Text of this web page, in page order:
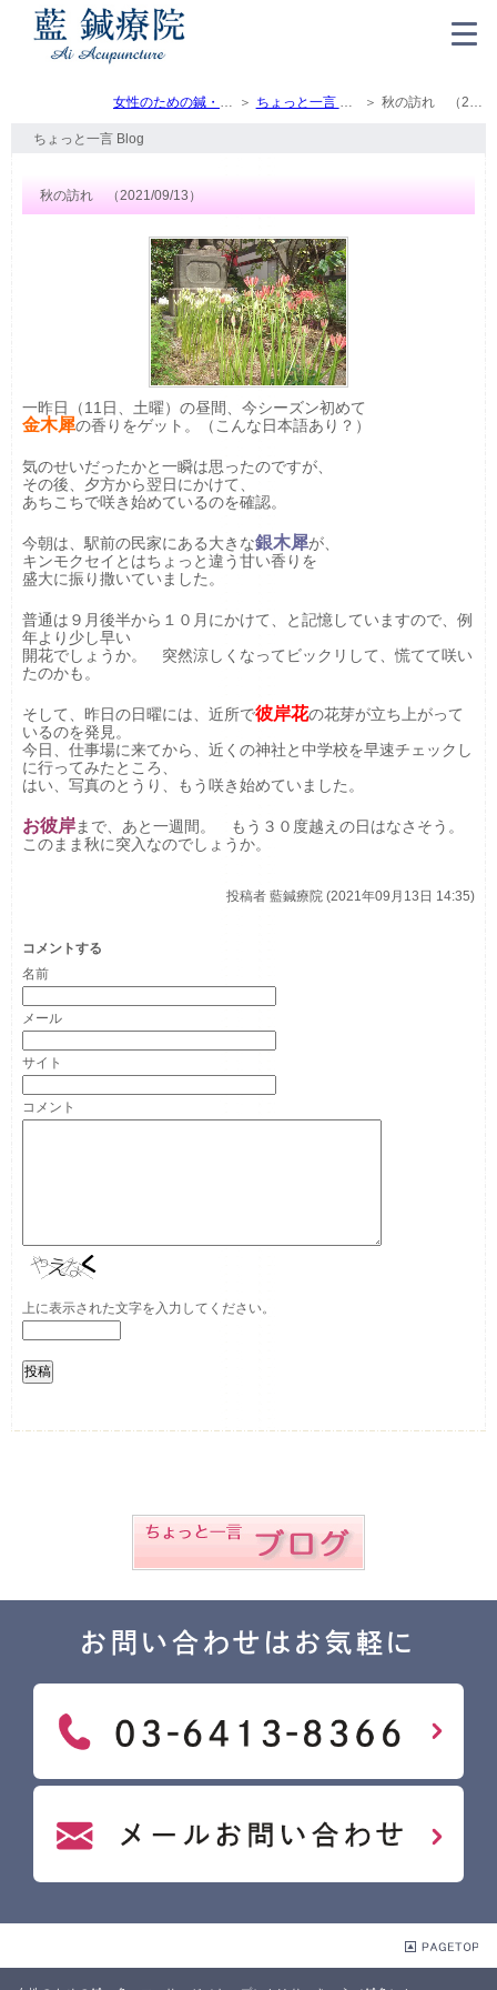
女性のための鍼・灸・マッサージ（トップ） ちょっと一言 Blog 秋の訪れ （2021/09/13）
ちょっと一言 Blog
秋の訪れ （2021/09/13）
一昨日（11日、土曜）の昼間、今シーズン初めて
金木犀の香りをゲット。（こんな日本語あり？）
気のせいだったかと一瞬は思ったのですが、
その後、夕方から翌日にかけて、
あちこちで咲き始めているのを確認。
今朝は、駅前の民家にある大きな銀木犀が、
キンモクセイとはちょっと違う甘い香りを
盛大に振り撒いていました。
普通は９月後半から１０月にかけて、と記憶していますので、例
年より少し早い
開花でしょうか。 突然涼しくなってビックリして、慌てて咲い
たのかも。
そして、昨日の日曜には、近所で彼岸花の花芽が立ち上がって
いるのを発見。
今日、仕事場に来てから、近くの神社と中学校を早速チェックし
に行ってみたところ、
はい、写真のとうり、もう咲き始めていました。
お彼岸まで、あと一週間。 もう３０度越えの日はなさそう。
このまま秋に突入なのでしょうか。
投稿者 藍鍼療院 (2021年09月13日 14:35)
コメントする
名前
メール
サイト
上に表示された文字を入力してください。
コメント
お問い合わせはお気軽に